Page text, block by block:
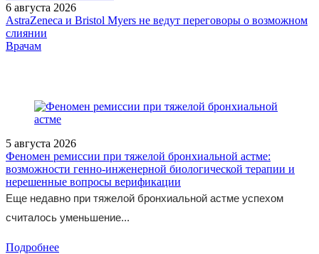
6 августа 2026
AstraZeneca и Bristol Myers не ведут переговоры о возможном
слиянии
/legislation/other/proekt-prikaza-minzdravsotsrazvitiya-rossii-ot-8-
Врачам
5 августа 2026
Феномен ремиссии при тяжелой бронхиальной астме:
возможности генно-инженерной биологической терапии и
нерешенные вопросы верификации
Еще недавно при тяжелой бронхиальной астме успехом
считалось уменьшение...
Подробнее